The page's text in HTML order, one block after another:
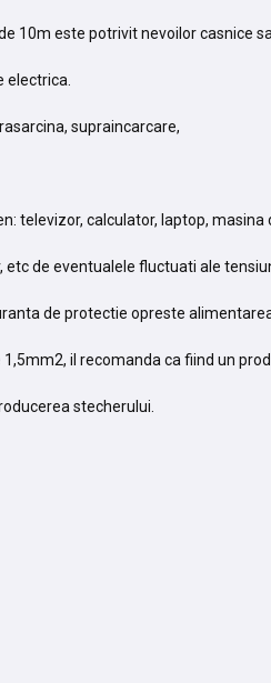
10m este potrivit nevoilor casnice
supraincarcare,
televizor, calculator, laptop, masina
de eventualele fluctuati ale
de protectie opreste
il recomanda ca fiind un
stecherului.